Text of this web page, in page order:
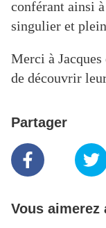
conférant ainsi
singulier et
Merci à
de découvrir
Partager
Vous aimerez